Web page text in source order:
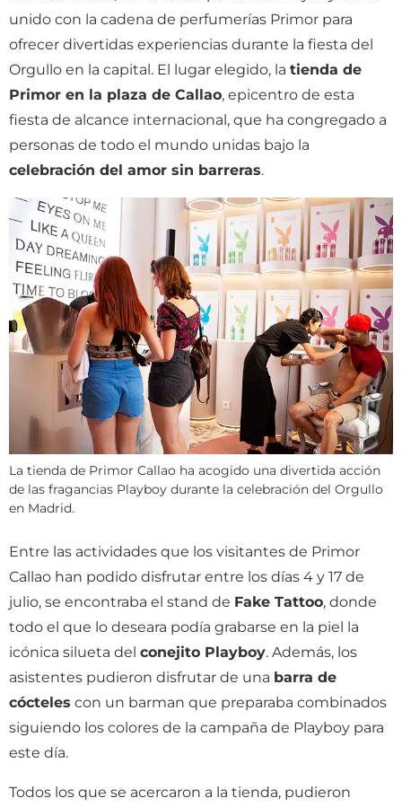
unido con la cadena de perfumerías Primor para
ofrecer divertidas experiencias durante la fiesta del
Orgullo en la capital. El lugar elegido, la tienda de
Primor en la plaza de Callao, epicentro de esta
fiesta de alcance internacional, que ha congregado a
personas de todo el mundo unidas bajo la
celebración del amor sin barreras.
La tienda de Primor Callao ha acogido una divertida acción
de las fragancias Playboy durante la celebración del Orgullo
en Madrid.
Entre las actividades que los visitantes de Primor
Callao han podido disfrutar entre los días 4 y 17 de
julio, se encontraba el stand de Fake Tattoo, donde
todo el que lo deseara podía grabarse en la piel la
icónica silueta del conejito Playboy. Además, los
asistentes pudieron disfrutar de una barra de
cócteles con un barman que preparaba combinados
siguiendo los colores de la campaña de Playboy para
este día.
Todos los que se acercaron a la tienda, pudieron